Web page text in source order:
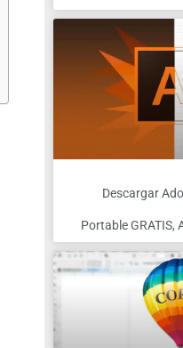
Descargar
Portable GRATIS,